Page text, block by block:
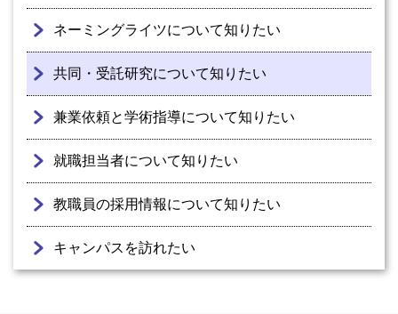
ネーミングライツについて知りたい
共同・受託研究について知りたい
兼業依頼と学術指導について知りたい
就職担当者について知りたい
教職員の採用情報について知りたい
キャンパスを訪れたい